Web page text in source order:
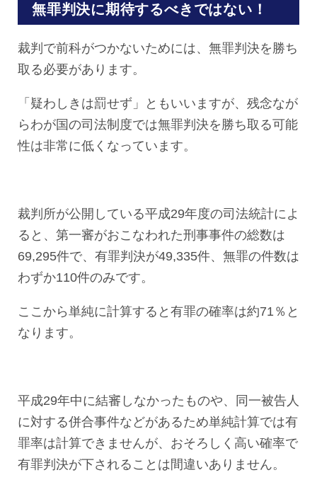
無罪判決に期待するべきではない！
裁判で前科がつかないためには、無罪判決を勝ち
取る必要があります。
「疑わしきは罰せず」ともいいますが、残念なが
らわが国の司法制度では無罪判決を勝ち取る可能
性は非常に低くなっています。
裁判所が公開している平成29年度の司法統計によ
ると、第一審がおこなわれた刑事事件の総数は
69,295件で、有罪判決が49,335件、無罪の件数は
わずか110件のみです。
ここから単純に計算すると有罪の確率は約71％と
なります。
平成29年中に結審しなかったものや、同一被告人
に対する併合事件などがあるため単純計算では有
罪率は計算できませんが、おそろしく高い確率で
有罪判決が下されることは間違いありません。